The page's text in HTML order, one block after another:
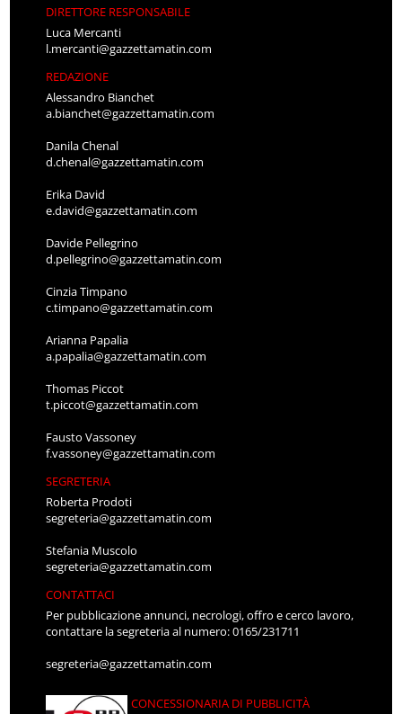
DIRETTORE RESPONSABILE
Luca Mercanti
l.mercanti@gazzettamatin.com
REDAZIONE
Alessandro Bianchet
a.bianchet@gazzettamatin.com
Danila Chenal
d.chenal@gazzettamatin.com
Erika David
e.david@gazzettamatin.com
Davide Pellegrino
d.pellegrino@gazzettamatin.com
Cinzia Timpano
c.timpano@gazzettamatin.com
Arianna Papalia
a.papalia@gazzettamatin.com
Thomas Piccot
t.piccot@gazzettamatin.com
Fausto Vassoney
f.vassoney@gazzettamatin.com
SEGRETERIA
Roberta Prodoti
segreteria@gazzettamatin.com
Stefania Muscolo
segreteria@gazzettamatin.com
CONTATTACI
Per pubblicazione annunci, necrologi, offro e cerco lavoro,
contattare la segreteria al numero: 0165/231711
segreteria@gazzettamatin.com
CONCESSIONARIA DI PUBBLICITÀ